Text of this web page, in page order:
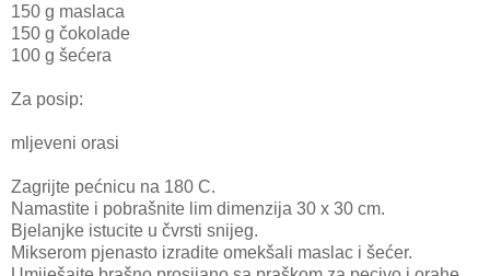
150 g maslaca
150 g čokolade
100 g šećera
Za posip:
mljeveni orasi
Zagrijte pećnicu na 180 C.
Namastite i pobrašnite lim dimenzija 30 x 30 cm.
Bjelanjke istucite u čvrsti snijeg.
Mikserom pjenasto izradite omekšali maslac i šećer.